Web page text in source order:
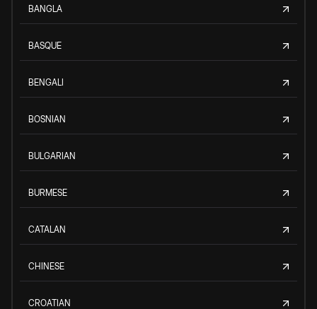
BANGLA
BASQUE
BENGALI
BOSNIAN
BULGARIAN
BURMESE
CATALAN
CHINESE
CROATIAN